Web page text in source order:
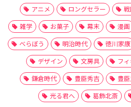
アニメ
ロングセラー
雑学
お菓子 幕末 漫画
べらぼう
明治時代 徳川家康
デザイン
文房具 フ
鎌倉時代
豊臣秀吉 豊臣
光る君へ
葛飾北斎